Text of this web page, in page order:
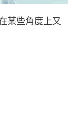
某些角度上又